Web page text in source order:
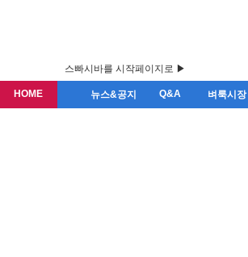
스빠시바를 시작페이지로 ▶
HOME 뉴스&공지 Q&A 벼룩시장